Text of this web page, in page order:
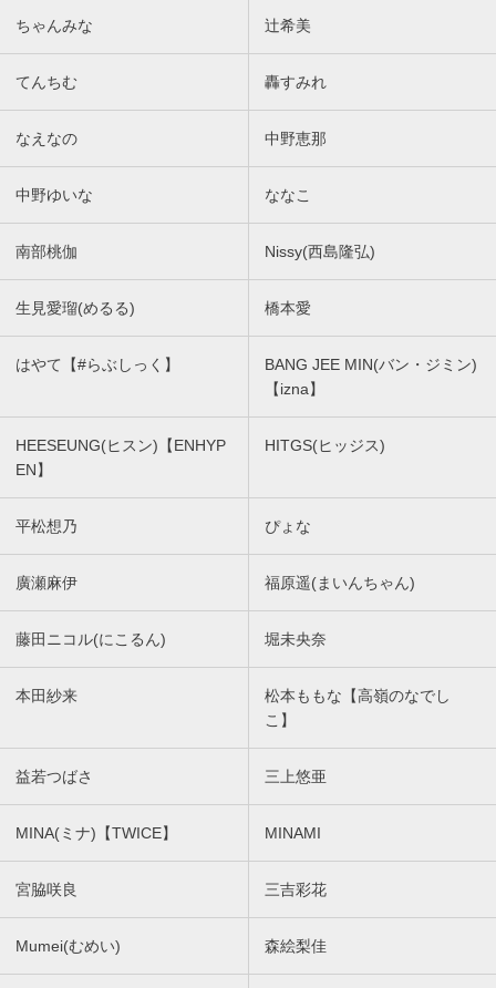
ちゃんみな 辻希美
てんちむ 轟すみれ
なえなの 中野恵那
中野ゆいな ななこ
南部桃伽 Nissy(西島隆弘)
生見愛瑠(めるる) 橋本愛
はやて【#らぶしっく】
BANG JEE MIN(バン・ジミン)
【izna】
HEESEUNG(ヒスン)【ENHYP
EN】
HITGS(ヒッジス)
平松想乃 ぴょな
廣瀬麻伊 福原遥(まいんちゃん)
藤田ニコル(にこるん) 堀未央奈
本田紗来
松本ももな【高嶺のなでし
こ】
益若つばさ 三上悠亜
MINA(ミナ)【TWICE】 MINAMI
宮脇咲良 三吉彩花
Mumei(むめい) 森絵梨佳